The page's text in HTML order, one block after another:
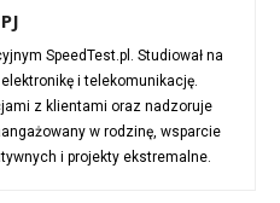
PJ
SpeedTest.pl. Studiował na
i telekomunikację.
z klientami oraz nadzoruje
w rodzinę, wsparcie
i projekty ekstremalne.